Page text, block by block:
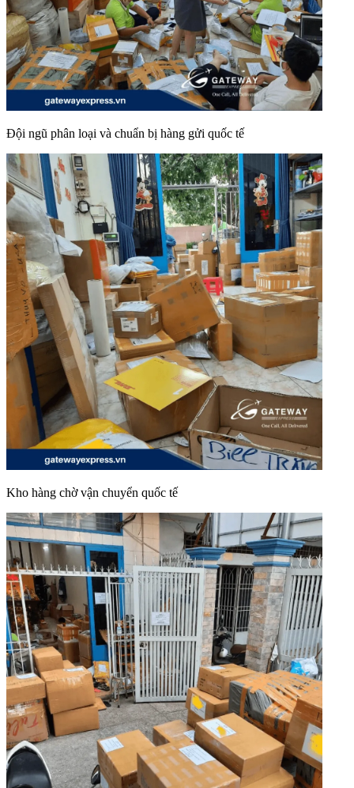
Đội ngũ phân loại và chuẩn bị hàng gửi quốc tế
Kho hàng chờ vận chuyển quốc tế